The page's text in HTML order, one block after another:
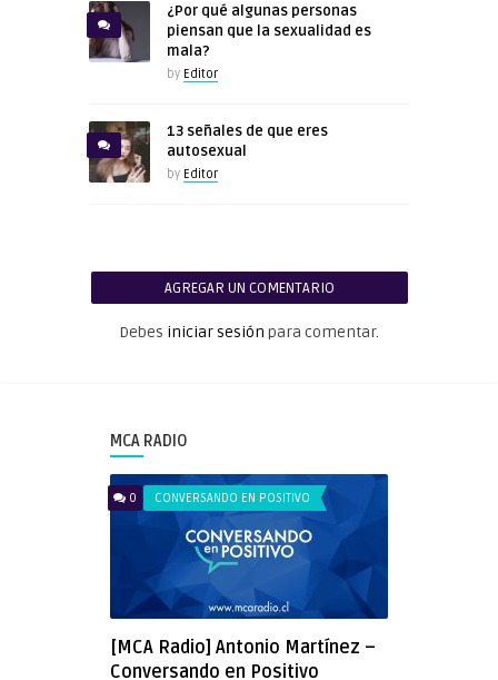
¿Por qué algunas personas
piensan que la sexualidad es
mala?
by Editor
13 señales de que eres
autosexual
by Editor
AGREGAR UN COMENTARIO
Debes iniciar sesión para comentar.
MCA RADIO
0 CONVERSANDO EN POSITIVO
[MCA Radio] Antonio Martínez –
Conversando en Positivo